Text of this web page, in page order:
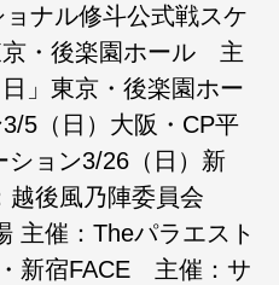
ナル修斗公式戦スケ
京・後楽園ホール 主
」東京・後楽園ホー
5（日）大阪・CP平
ョン3/26（日）新
越後風乃陣委員会
主催：Theパラエスト
新宿FACE 主催：サ